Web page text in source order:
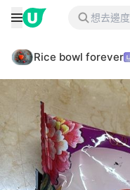
Rice bowl forever